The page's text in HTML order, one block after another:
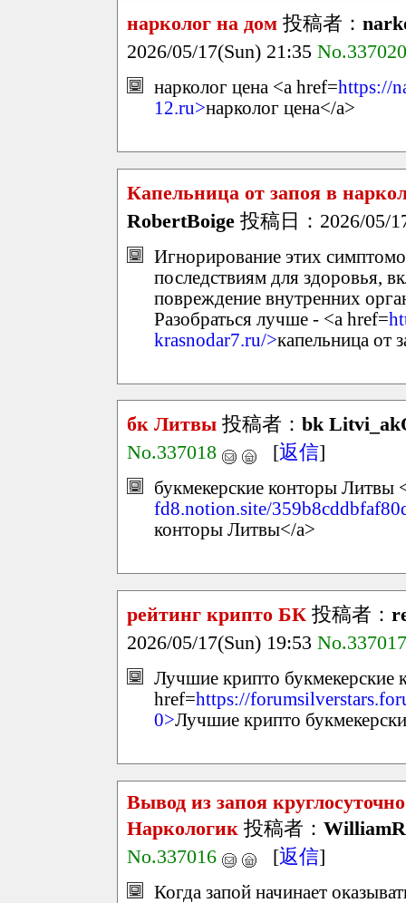
нарколог на дом 投稿者：
2026/05/17(Sun) 21:35 No.337020
нарколог цена <a href=https://
12.ru>нарколог цена</a>
Капельница от запоя в
RobertBoige 投稿日：2026/05/
Игнорирование этих
последствиям для здоровья,
повреждение внутренних
Разобраться лучше - <a href=
krasnodar7.ru/>капельница от
бк Литвы 投稿者： bk
No.337018
[返信]
букмекерские конторы Литвы
fd8.notion.site/
конторы Литвы</a>
рейтинг крипто БК 投稿者：
2026/05/17(Sun) 19:53 No.337017
Лучшие крипто букмекерские
href=https://
0>Лучшие крипто
Вывод из запоя
Наркологик 投稿者：
No.337016
[返信]
Когда запой начинает